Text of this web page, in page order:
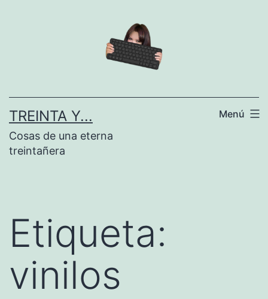
TREINTA Y...
Cosas de una eterna
treintañera
Menú
Etiqueta:
vinilos